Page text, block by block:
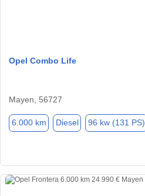
Opel Combo Life
Mayen, 56727
6.000 km Diesel 96 kw (131 PS)